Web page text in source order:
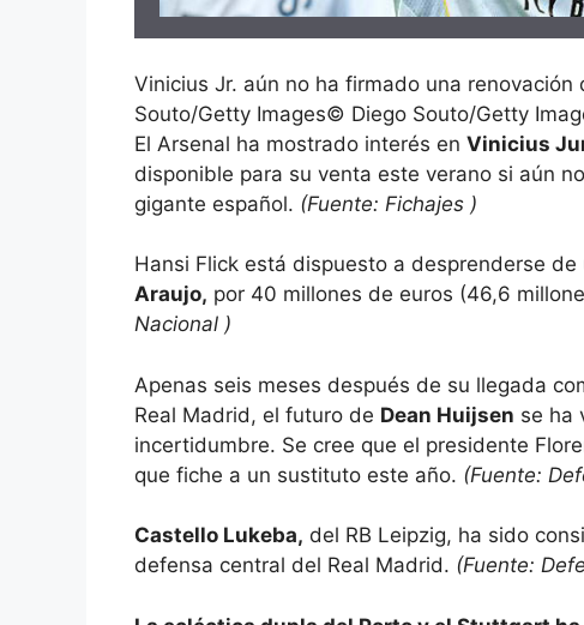
Vinicius Jr. aún no ha firmado una
Souto/Getty Images© Diego Souto/Getty
El Arsenal ha mostrado interés en Vinicius
disponible para su venta este verano si aún
gigante español. (Fuente: Fichajes )
Hansi Flick está dispuesto a desprenderse
Araujo, por 40 millones de euros (46,6
Nacional )
Apenas seis meses después de su llegada
Real Madrid, el futuro de Dean Huijsen se ha
incertidumbre. Se cree que el presidente
que fiche a un sustituto este año. (Fuente:
Castello Lukeba, del RB Leipzig, ha sido
defensa central del Real Madrid. (Fuente: